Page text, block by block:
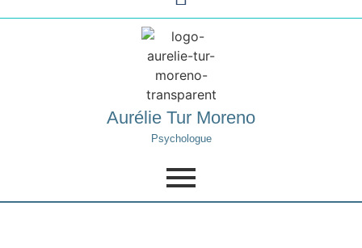
Aurélie Tur Moreno
Psychologue